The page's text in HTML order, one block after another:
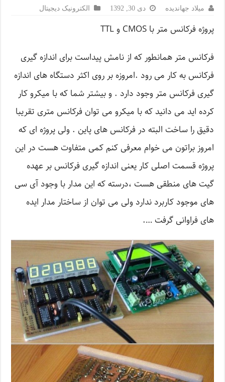
میلاد جهاندیده دی 30, 1392 الکترونیک دیجیتال
پروژه فرکانس متر با CMOS و TTL
فرکانس متر همانطور که از نامش پیداست برای اندازه گیری
فرکانس به کار می رود .امروزه بر روی اکثر دستگاه های اندازه
گیری فرکانس متر وجود دارد . و بیشتر شما که با میکرو کار
کرده اید می دانید که با میکرو می توان فرکانس متری تقریبا
دقیق را ساخت البته در فرکانس های پاین . ولی پروژه ای که
امروز براتون می خوام معرفی کنم کمی متفاوت هست در این
پروژه قسمت اصلی کار یعنی اندازه گیری فرکانس بر عهده
گیت های منطقی هست ،درسته که این مدار با وجود آی سی
های موجود کاربرد ندارد ولی می توان از ساختار مدار ایده
های فراوانی گرفت ….